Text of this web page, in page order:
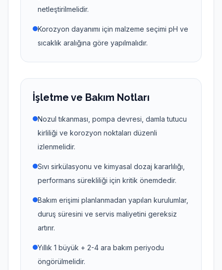
netleştirilmelidir.
Korozyon dayanımı için malzeme seçimi pH ve
sıcaklık aralığına göre yapılmalıdır.
İşletme ve Bakım Notları
Nozul tıkanması, pompa devresi, damla tutucu
kirliliği ve korozyon noktaları düzenli
izlenmelidir.
Sıvı sirkülasyonu ve kimyasal dozaj kararlılığı,
performans sürekliliği için kritik önemdedir.
Bakım erişimi planlanmadan yapılan kurulumlar,
duruş süresini ve servis maliyetini gereksiz
artırır.
Yıllık 1 büyük + 2-4 ara bakım periyodu
öngörülmelidir.